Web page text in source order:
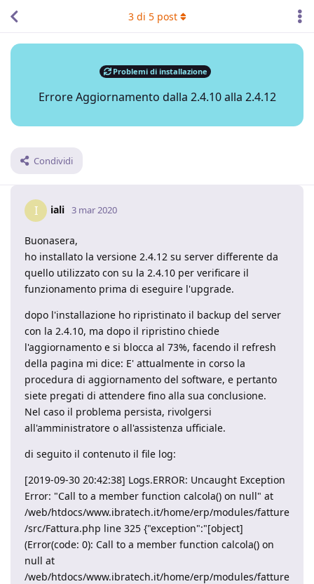
Problemi di installazione
Errore Aggiornamento dalla 2.4.10 alla 2.4.12
Condividi
3di 5post
I iali 3 mar 2020
Buonasera,
ho installato la versione 2.4.12 su server differente da
quello utilizzato con su la 2.4.10 per verificare il
funzionamento prima di eseguire l'upgrade.
dopo l'installazione ho ripristinato il backup del server
con la 2.4.10, ma dopo il ripristino chiede
l'aggiornamento e si blocca al 73%, facendo il refresh
della pagina mi dice: E' attualmente in corso la
procedura di aggiornamento del software, e pertanto
siete pregati di attendere fino alla sua conclusione.
Nel caso il problema persista, rivolgersi
all'amministratore o all'assistenza ufficiale.
di seguito il contenuto il file log:
[2019-09-30 20:42:38] Logs.ERROR: Uncaught Exception
Error: "Call to a member function calcola() on null" at
/web/htdocs/www.ibratech.it/home/erp/modules/fatture
/src/Fattura.php line 325 {"exception":"[object]
(Error(code: 0): Call to a member function calcola() on
null at
/web/htdocs/www.ibratech.it/home/erp/modules/fatture